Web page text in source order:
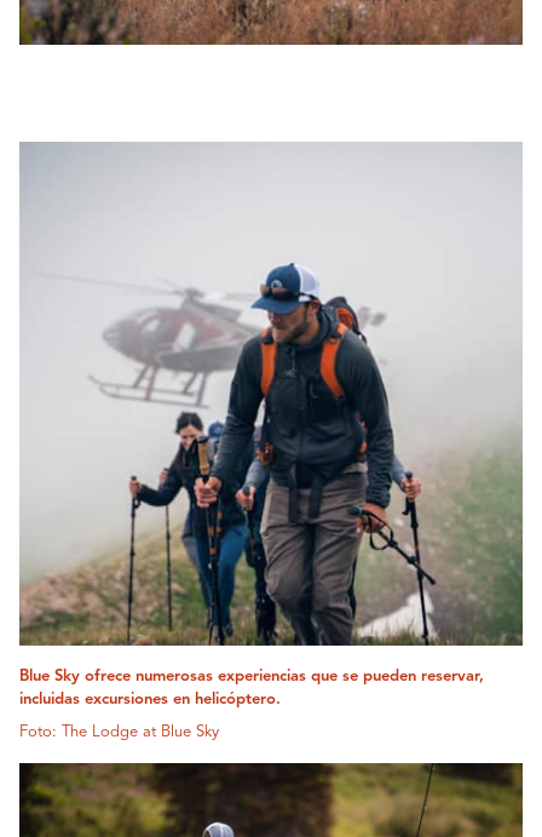
Blue Sky ofrece numerosas experiencias que se pueden reservar,
incluidas excursiones en helicóptero.
Foto: The Lodge at Blue Sky